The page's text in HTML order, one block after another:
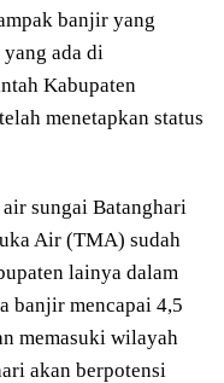
banjir yang
ada di
Kabupaten
menetapkan status
sungai Batanghari
Air (TMA) sudah
lainya dalam
banjir mencapai 4,5
memasuki wilayah
akan berpotensi